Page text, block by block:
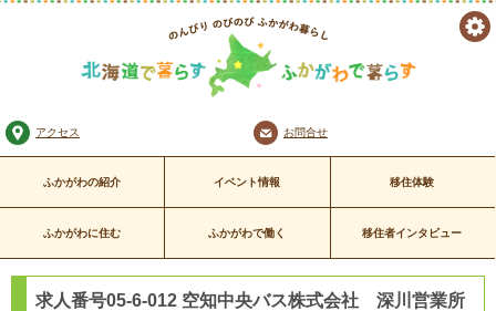
北海道で暮らす ふかがわで暮
らす
のんびり のびのび
アクセス お問合せ
ふかがわの紹介 イベント情報 移住体験
ふかがわに住む ふかがわで働く 移住者インタビュー
求人番号05-6-012 空知中央バス株式会社 深川営業所